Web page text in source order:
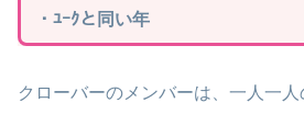
・ﾕｰｸと同い年
クローバーのメンバーは、一人一人